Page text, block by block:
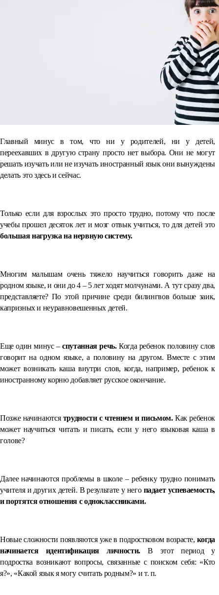
Главный минус в том, что ни у родителей, ни у детей,
переехавших в другую страну просто нет выбора. Они не могут
решать изучать или не изучать иностранный язык они вынуждены
делать это здесь и сейчас.
Только если для взрослых это просто трудно, потому что после
учебы прошел десяток лет и мозг отвык учиться, то для детей это
большая нагрузка на нервную систему.
Многим малышам очень тяжело научиться говорить даже на
родном языке, и они до 4 – 5 лет ходят молчунами. А тут сразу два,
представляете? По этой причине среди билингвов больше заик,
капризных и неуравновешенных детей.
Еще один минус –спутанная речь.Когда ребенок половину слов
говорит на одном языке, а половину на другом. Вместе с этим
может возникать каша внутри слов, когда, например, ребенок к
иностранному корню добавляет русское окончание.
Позже начинаются трудности с чтением и письмом.Как ребенок
может научиться читать и писать, если у него языковая каша в
голове?
Далее начинаются проблемы в школе – ребенку трудно понимать
учителя и других детей. В результате у него падает успеваемость,
и портятся отношения с одноклассниками.
Новые сложности появляются уже в подростковом возрасте, когда
начинается идентификация личности. В этот период у
подростка возникают вопросы, связанные с поиском себя: «Кто
я?», «Какой язык я могу считать родным?» и т. п.